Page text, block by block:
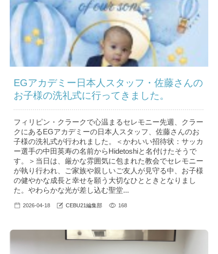
EGアカデミー日本人スタッフ・佐藤さんの
お子様の洗礼式に行ってきました。
フィリピン・クラークで心温まるセレモニー先週、クラー
クにあるEGアカデミーの日本人スタッフ、佐藤さんのお
子様の洗礼式が行われました。＜かわいい招待状：サッカ
ー選手の中田英寿の名前からHidetoshiと名付けたそうで
す。＞当日は、厳かな雰囲気に包まれた教会でセレモニー
が執り行われ、ご家族や親しいご友人が見守る中、お子様
の健やかな成長と幸せを願う大切なひとときとなりまし
た。やわらかな光が差し込む聖堂...
2026-04-18 CEBU21編集部 168